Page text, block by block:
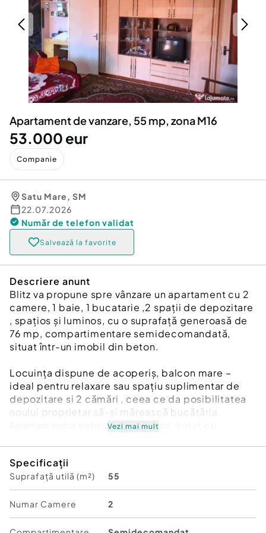
Servicii
Animale de companie
Afaceri și echipamente profesionale
Inchiriere Bunuri si Vehicule
Utilaje agricole si industriale
Piese auto si accesorii
Dacia Duster
Apartament de vanzare, 55 mp, zona M16
53.000 eur
Companie
Satu Mare, SM
22.07.2026
Număr de telefon validat
Salvează la favorite
Descriere anunt
Blitz va propune spre vânzare un apartament cu 2
camere, 1 baie, 1 bucatarie ,2 spații de depozitare
, spațios și luminos, cu o suprafață generoasă de
76 mp, compartimentare semidecomandată,
situat într-un imobil din beton.
Locuința dispune de acoperiș, balcon mare –
ideal pentru relaxare sau spațiu suplimentar de
depozitare si 2 cămări , ceea ce da posibilitatea
noului proprietar să-și mărească bucătăria.
Apartamentul este izolat exterior, dotat cu
mobilat și utilat, exact ca în poze.
Necesită renovare, oferind astfel posibilitatea
amenajării după propriul gust. Casa scării este
curată și bine întreținută.
Vezi mai mult
Specificații
Suprafață utilă (m²) 55
Numar Camere 2